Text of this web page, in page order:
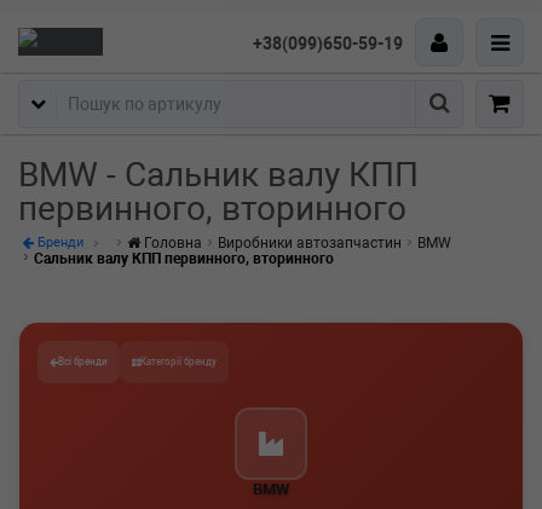
+38(099)650-59-19
Пошук
BMW - Сальник валу КПП
первинного, вторинного
Бренди Головна Виробники автозапчастин
BMW
Сальник валу КПП первинного, вторинного
Всі бренди Категорії бренду
BMW